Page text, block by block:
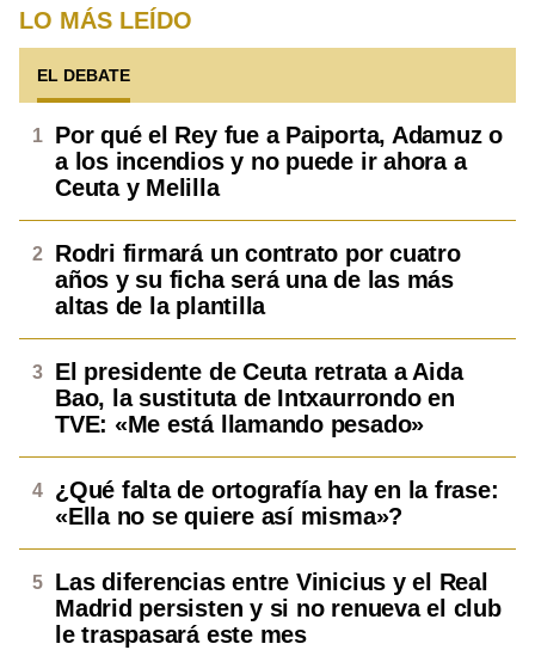
LO MÁS LEÍDO
EL DEBATE
Por qué el Rey fue a Paiporta, Adamuz o
a los incendios y no puede ir ahora a
Ceuta y Melilla
Rodri firmará un contrato por cuatro
años y su ficha será una de las más
altas de la plantilla
El presidente de Ceuta retrata a Aida
Bao, la sustituta de Intxaurrondo en
TVE: «Me está llamando pesado»
¿Qué falta de ortografía hay en la frase:
«Ella no se quiere así misma»?
Las diferencias entre Vinicius y el Real
Madrid persisten y si no renueva el club
le traspasará este mes